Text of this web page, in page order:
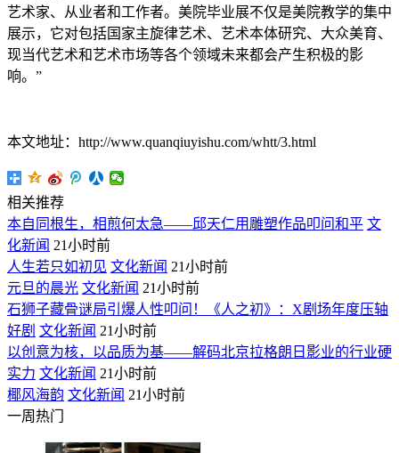
艺术家、从业者和工作者。美院毕业展不仅是美院教学的集中
展示，它对包括国家主旋律艺术、艺术本体研究、大众美育、
现当代艺术和艺术市场等各个领域未来都会产生积极的影
响。”
本文地址：http://www.quanqiuyishu.com/whtt/3.html
相关推荐
本自同根生，相煎何太急——邱天仁用雕塑作品叩问和平 文
化新闻 21小时前
人生若只如初见 文化新闻 21小时前
元旦的晨光 文化新闻 21小时前
石狮子藏骨谜局引爆人性叩问！《人之初》：X剧场年度压轴
好剧 文化新闻 21小时前
以创意为核，以品质为基——解码北京拉格朗日影业的行业硬
实力 文化新闻 21小时前
椰风海韵 文化新闻 21小时前
一周热门